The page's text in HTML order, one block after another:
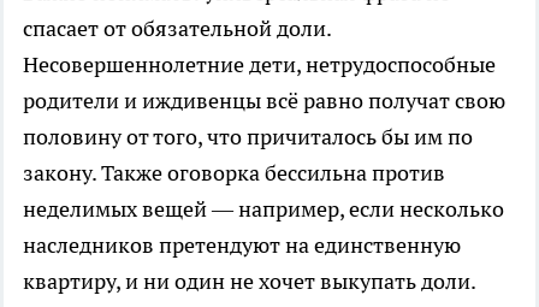
спасает от обязательной доли.
Несовершеннолетние дети, нетрудоспособные
родители и иждивенцы всё равно получат свою
половину от того, что причиталось бы им по
закону. Также оговорка бессильна против
неделимых вещей — например, если несколько
наследников претендуют на единственную
квартиру, и ни один не хочет выкупать доли.